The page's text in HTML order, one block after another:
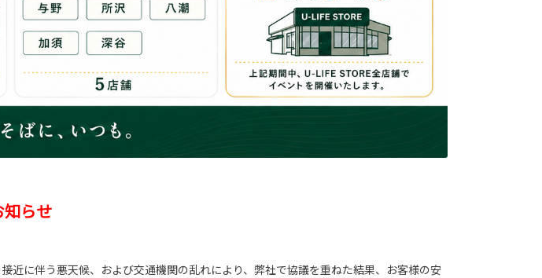
知らせ
に伴う悪天候、および交通機関の乱れにより、弊社で協議を重ねた結果、お客様の安